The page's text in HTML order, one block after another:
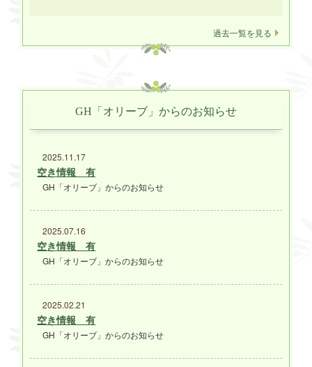
過去一覧を見る
GH「オリーブ」からのお知らせ
2025.11.17
空き情報 有
GH「オリーブ」からのお知らせ
2025.07.16
空き情報 有
GH「オリーブ」からのお知らせ
2025.02.21
空き情報 有
GH「オリーブ」からのお知らせ